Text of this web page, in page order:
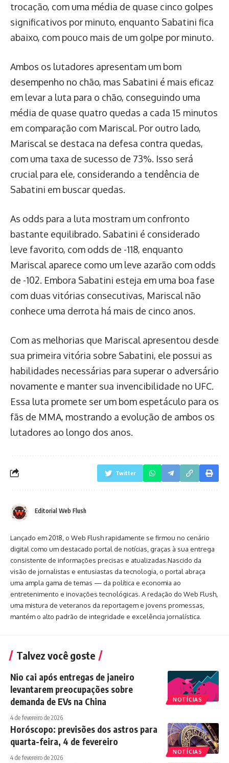
trocação, com uma média de quase cinco golpes
significativos por minuto, enquanto Sabatini fica
abaixo, com pouco mais de um golpe por minuto.
Ambos os lutadores apresentam um bom
desempenho no chão, mas Sabatini é mais eficaz
em levar a luta para o chão, conseguindo uma
média de quase quatro quedas a cada 15 minutos
em comparação com Mariscal. Por outro lado,
Mariscal se destaca na defesa contra quedas,
com uma taxa de sucesso de 73%. Isso será
crucial para ele, considerando a tendência de
Sabatini em buscar quedas.
As odds para a luta mostram um confronto
bastante equilibrado. Sabatini é considerado
leve favorito, com odds de -118, enquanto
Mariscal aparece como um leve azarão com odds
de -102. Embora Sabatini esteja em uma boa fase
com duas vitórias consecutivas, Mariscal não
conhece uma derrota há mais de cinco anos.
Com as melhorias que Mariscal apresentou desde
sua primeira vitória sobre Sabatini, ele possui as
habilidades necessárias para superar o adversário
novamente e manter sua invencibilidade no UFC.
Essa luta promete ser um bom espetáculo para os
fãs de MMA, mostrando a evolução de ambos os
lutadores ao longo dos anos.
Twitter
Editorial Web Flush
Lançado em 2018, o Web Flush rapidamente se firmou no cenário
digital como um destacado portal de notícias, graças à sua entrega
consistente de informações precisas e atualizadas.Nascido da
visão de jornalistas e entusiastas da tecnologia, o portal abraça
uma ampla gama de temas — da política e economia ao
entretenimento e inovações tecnológicas. A redação do Web Flush,
uma mistura de veteranos da reportagem e jovens promessas,
mantém o alto padrão de integridade e excelência jornalística.
Talvez você goste
NOTÍCIAS
Nio cai após entregas de janeiro
levantarem preocupações sobre
demanda de EVs na China
4 de fevereiro de 2026
NOTÍCIAS
Horóscopo: previsões dos astros para
quarta-feira, 4 de fevereiro
4 de fevereiro de 2026